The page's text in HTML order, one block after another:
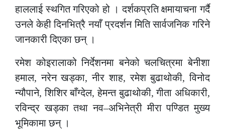
हाललाई स्थगित गरिएको हो । दर्शकप्रति क्षमायाचना गर्दै
उनले केही दिनभित्रै नयाँ प्रदर्शन मिति सार्वजनिक गरिने
जानकारी दिएका छन् ।
रमेश कोइरालाको निर्देशनमा बनेको चलचित्रमा बेनीशा
हमाल, नरेन खड्का, नीर शाह, रमेश बुढाथोकी, विनोद
न्यौपाने, शिशिर बाँग्देल, हेमन्त बुढाथोकी, गीता अधिकारी,
रविन्द्र खड्का तथा नव–अभिनेत्री मीरा पण्डित मुख्य
भूमिकामा छन् ।